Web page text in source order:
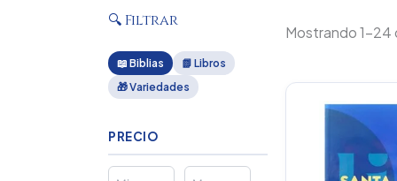
🔍 Filtrar
📖 Biblias
📗 Libros
🎁 Variedades
PRECIO
Mostrando